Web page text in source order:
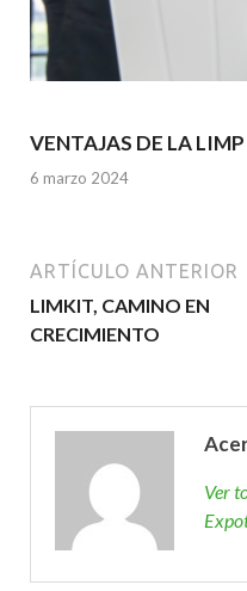
VENTAJAS DE LA
6 marzo 2024
ARTÍCULO ANTERIOR
LIMKIT, CAMINO EN
CRECIMIENTO
Ver